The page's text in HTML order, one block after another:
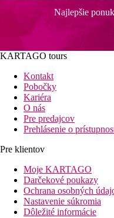
Najlepšie
KARTAGO tours
Kontakt
Pobočky
Kariéra
O nás
Pre predajcov
Prehlásenie o
Pre klientov
Moje KARTAGO
Darčekové poukazy
Ochrana osobných
Nastavenie súkromia
Dôležité informácie